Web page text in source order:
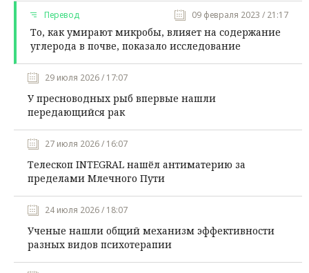
Перевод 09 февраля 2023 / 21:17
То, как умирают микробы, влияет на содержание
углерода в почве, показало исследование
29 июля 2026 / 17:07
У пресноводных рыб впервые нашли
передающийся рак
27 июля 2026 / 16:07
Телескоп INTEGRAL нашёл антиматерию за
пределами Млечного Пути
24 июля 2026 / 18:07
Ученые нашли общий механизм эффективности
разных видов психотерапии